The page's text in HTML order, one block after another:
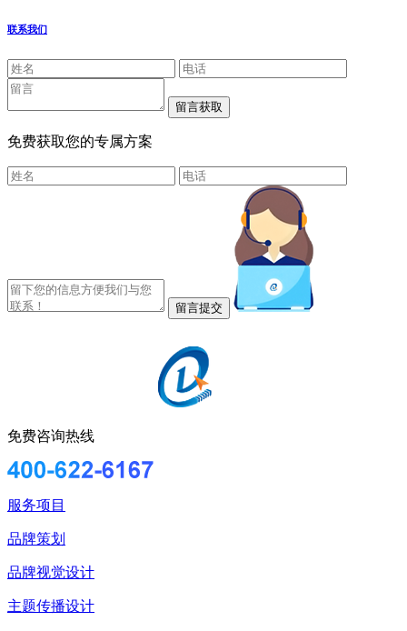
联系我们
免费获取您的专属方案
免费咨询热线
服务项目
品牌策划
品牌视觉设计
主题传播设计